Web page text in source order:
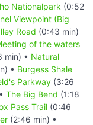
Nationalpark (0:52
Viewpoint (Big
Road (0:43 min)
of the waters
min) • Natural
• Burgess Shale
Parkway (3:26
The Big Bend (1:18
Pass Trail (0:46
(2:46 min) •